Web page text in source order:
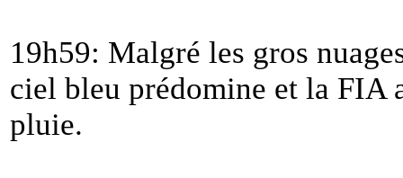
19h59: Malgré les gros
ciel bleu prédomine et la FIA
pluie.